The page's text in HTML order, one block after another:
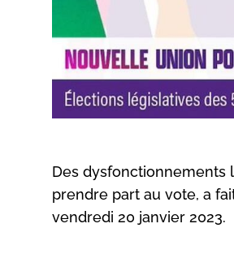
Des
prendre part au vote, a
vendredi 20 janvier 2023.